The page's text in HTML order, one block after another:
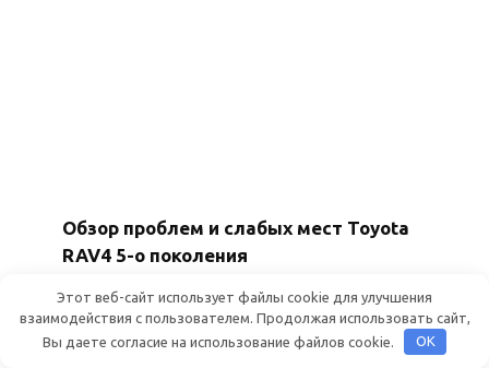
Обзор проблем и слабых мест Toyota
RAV4 5-о поколения
RAV4 — один из главных бестселлеров
Toyota по всему миру.
Этот веб-сайт использует файлы cookie для улучшения
взаимодействия с пользователем. Продолжая использовать сайт,
Вы даете согласие на использование файлов cookie.
OK